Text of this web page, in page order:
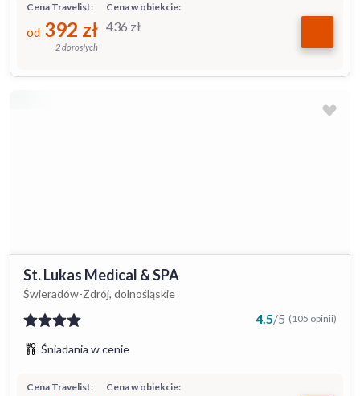
Cena w obiekcie:
436 zł
Cena Travelist:
od 392 zł
2 dorosłych
St. Lukas Medical & SPA
Świeradów-Zdrój, dolnośląskie
4.5/5 (105 opinii)
Śniadania w cenie
Cena w obiekcie:
Cena Travelist: